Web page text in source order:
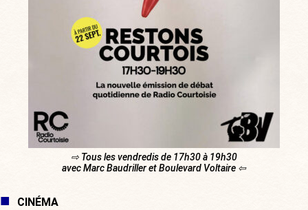
⇨ Tous les vendredis de 17h30 à 19h30
avec Marc Baudriller et Boulevard Voltaire ⇦
CINÉMA